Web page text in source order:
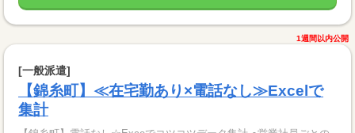
1週間以内公開
[一般派遣]
【錦糸町】≪在宅勤あり×電話なし≫Excelで
集計